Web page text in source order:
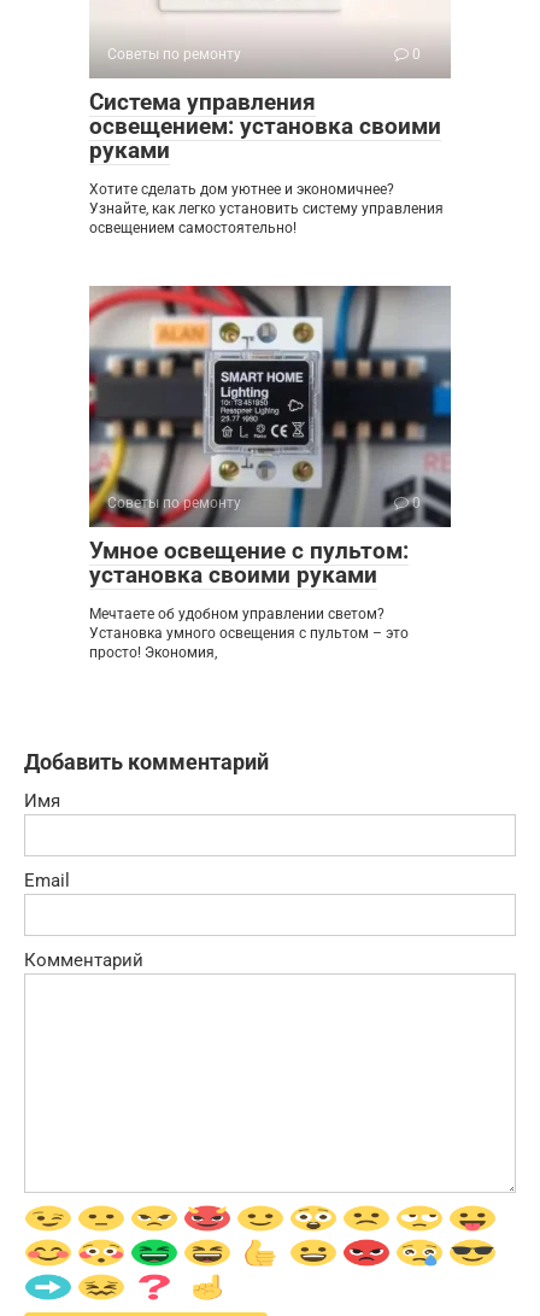
Советы по ремонту 0
Система управления
освещением: установка своими
руками
Хотите сделать дом уютнее и экономичнее?
Узнайте, как легко установить систему управления
освещением самостоятельно!
Советы по ремонту 0
Умное освещение с пультом:
установка своими руками
Мечтаете об удобном управлении светом?
Установка умного освещения с пультом – это
просто! Экономия,
Добавить комментарий
Имя
Email
Комментарий